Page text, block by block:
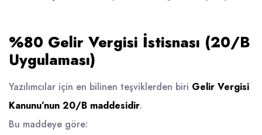
%80 Gelir Vergisi İstisnası (20/B
Uygulaması)
Yazılımcılar için en bilinen teşviklerden biri Gelir Vergisi
Kanunu’nun 20/B maddesidir.
Bu maddeye göre: